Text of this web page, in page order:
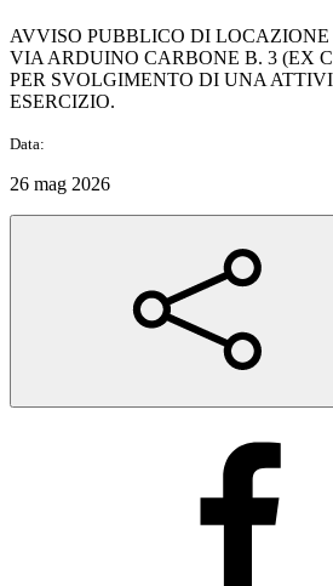
AVVISO PUBBLICO DI
VIA ARDUINO CARBONE B. 3 (EX
PER SVOLGIMENTO DI UNA
ESERCIZIO.
Data:
26 mag 2026